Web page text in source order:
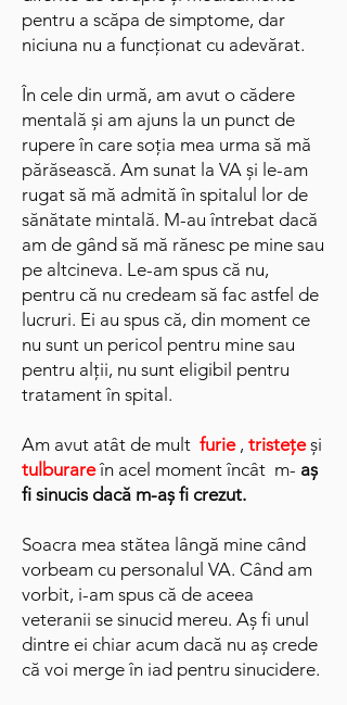
pentru a scăpa de simptome, dar
niciuna nu a funcționat cu adevărat.
În cele din urmă, am avut o cădere
mentală și am ajuns la un punct de
rupere în care soția mea urma să mă
părăsească. Am sunat la VA și le-am
rugat să mă admită în spitalul lor de
sănătate mintală. M-au întrebat dacă
am de gând să mă rănesc pe mine sau
pe altcineva. Le-am spus că nu,
pentru că nu credeam să fac astfel de
lucruri. Ei au spus că, din moment ce
nu sunt un pericol pentru mine sau
pentru alții, nu sunt eligibil pentru
tratament în spital.
Am avut atât de mult furie, tristețeși
tulburareîn acel moment încât m- aș
fi sinucis dacă m-aș fi crezut.
Soacra mea stătea lângă mine când
vorbeam cu personalul VA. Când am
vorbit, i-am spus că de aceea
veteranii se sinucid mereu. Aș fi unul
dintre ei chiar acum dacă nu aș crede
că voi merge în iad pentru sinucidere.